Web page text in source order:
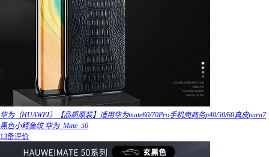
华为（HUAWEI）【品质原装】适用华为mate60/70Pro手机壳商务p40/50/60真皮pura7
黑色小鳄鱼纹 华为_Mate_50
13条评价